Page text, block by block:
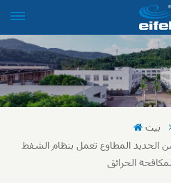
بيت
المطاوع تعمل بنظام الشفط
الحرائق